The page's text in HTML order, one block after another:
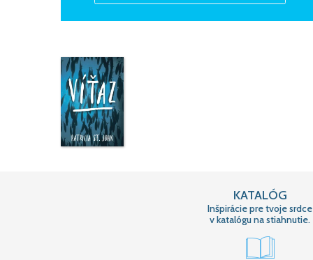
KATALÓG
Inšpirácie pre tvoje srdce
v katalógu na stiahnutie.